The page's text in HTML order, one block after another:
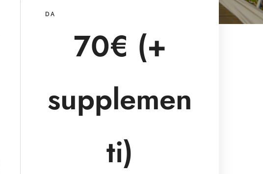
DA
70€ (+
supplemen
ti)